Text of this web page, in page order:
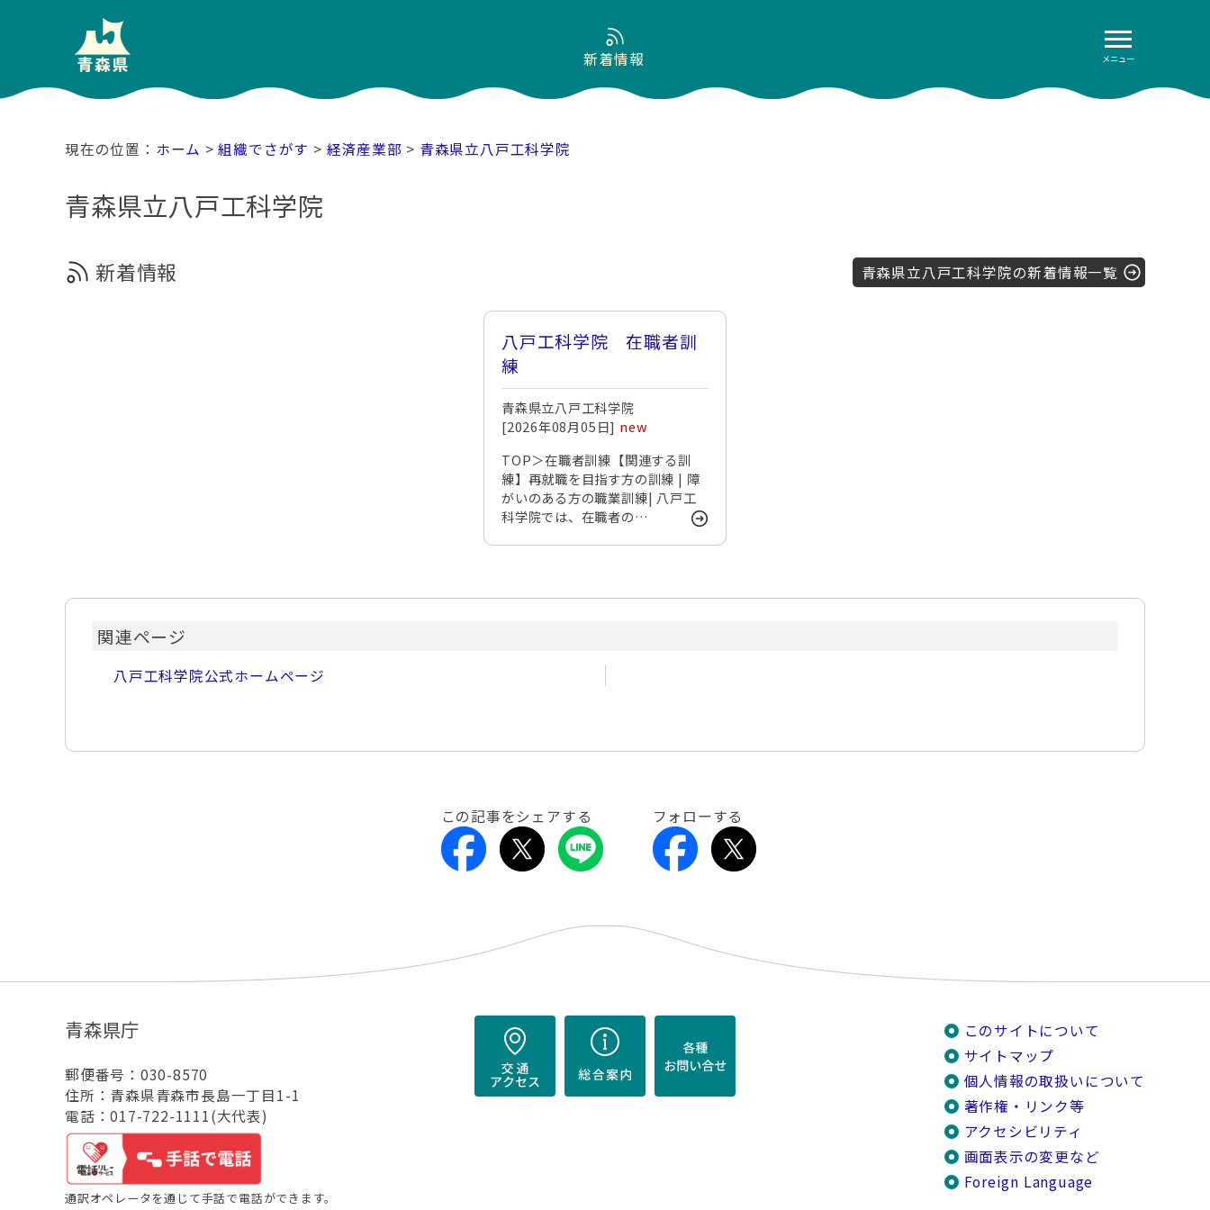
メニュー
新着情報
ホーム >組織でさがす > 経済産業部 > 青森県立八戸工科学院
青森県立八戸工科学院
新着情報 青森県立八戸工科学院の新着情報一覧
八戸工科学院 在職者訓
練
青森県立八戸工科学院
[2026年08月05日] new
TOP＞在職者訓練【関連する訓
練】再就職を目指す方の訓練 | 障
がいのある方の職業訓練| 八戸工
科学院では、在職者の…
関連ページ
八戸工科学院公式ホームページ
この記事をシェアする フォローする
青森県庁
郵便番号：030-8570
住所：青森県青森市長島一丁目1-1
電話：017-722-1111(大代表)
通訳オペレータを通じて手話で電話ができます。
このサイトについて
サイトマップ
個人情報の取扱いについて
著作権・リンク等
アクセシビリティ
画面表示の変更など
Foreign Language